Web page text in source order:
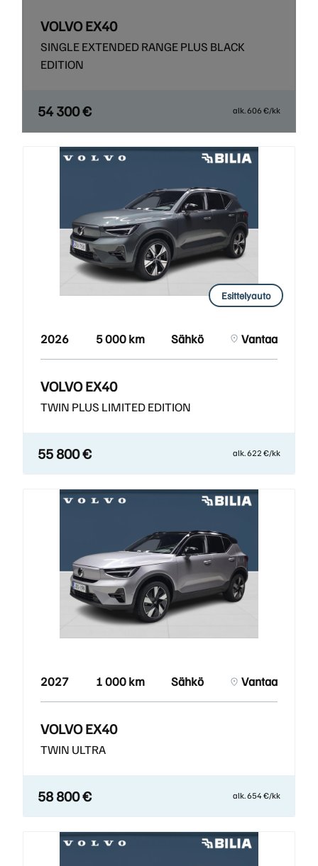
VOLVO EX40
SINGLE EXTENDED RANGE PLUS BLACK
EDITION
54 300 € alk. 606 €/kk
Esittelyauto
2026 5 000 km Sähkö Vantaa
VOLVO EX40
TWIN PLUS LIMITED EDITION
55 800 € alk. 622 €/kk
2027 1 000 km Sähkö Vantaa
VOLVO EX40
TWIN ULTRA
58 800 € alk. 654 €/kk